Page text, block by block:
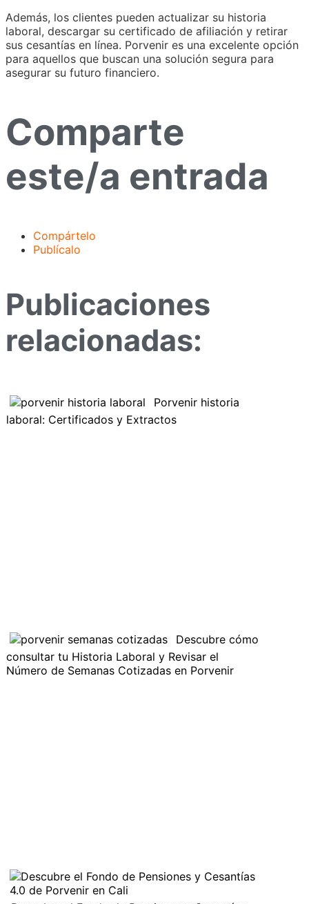
Además, los clientes pueden actualizar su historia
laboral, descargar su certificado de afiliación y retirar
sus cesantías en línea. Porvenir es una excelente opción
para aquellos que buscan una solución segura para
asegurar su futuro financiero.
Comparte
este/a entrada
Compártelo
Publícalo
Publicaciones
relacionadas:
Porvenir historia
laboral: Certificados y Extractos
Descubre cómo
consultar tu Historia Laboral y Revisar el
Número de Semanas Cotizadas en Porvenir